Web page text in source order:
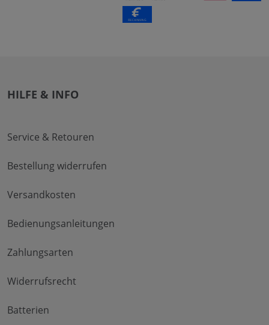
HILFE & INFO
Service & Retouren
Bestellung widerrufen
Versandkosten
Bedienungsanleitungen
Zahlungsarten
Widerrufsrecht
Batterien